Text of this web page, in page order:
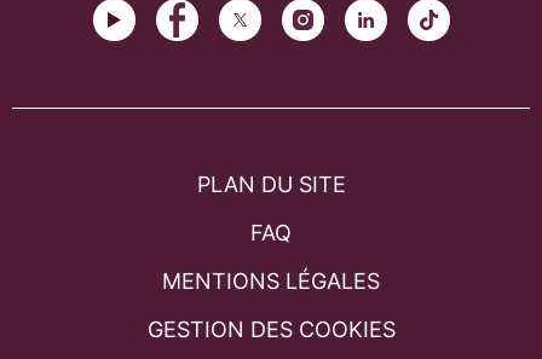
PLAN DU SITE
FAQ
MENTIONS LÉGALES
GESTION DES COOKIES